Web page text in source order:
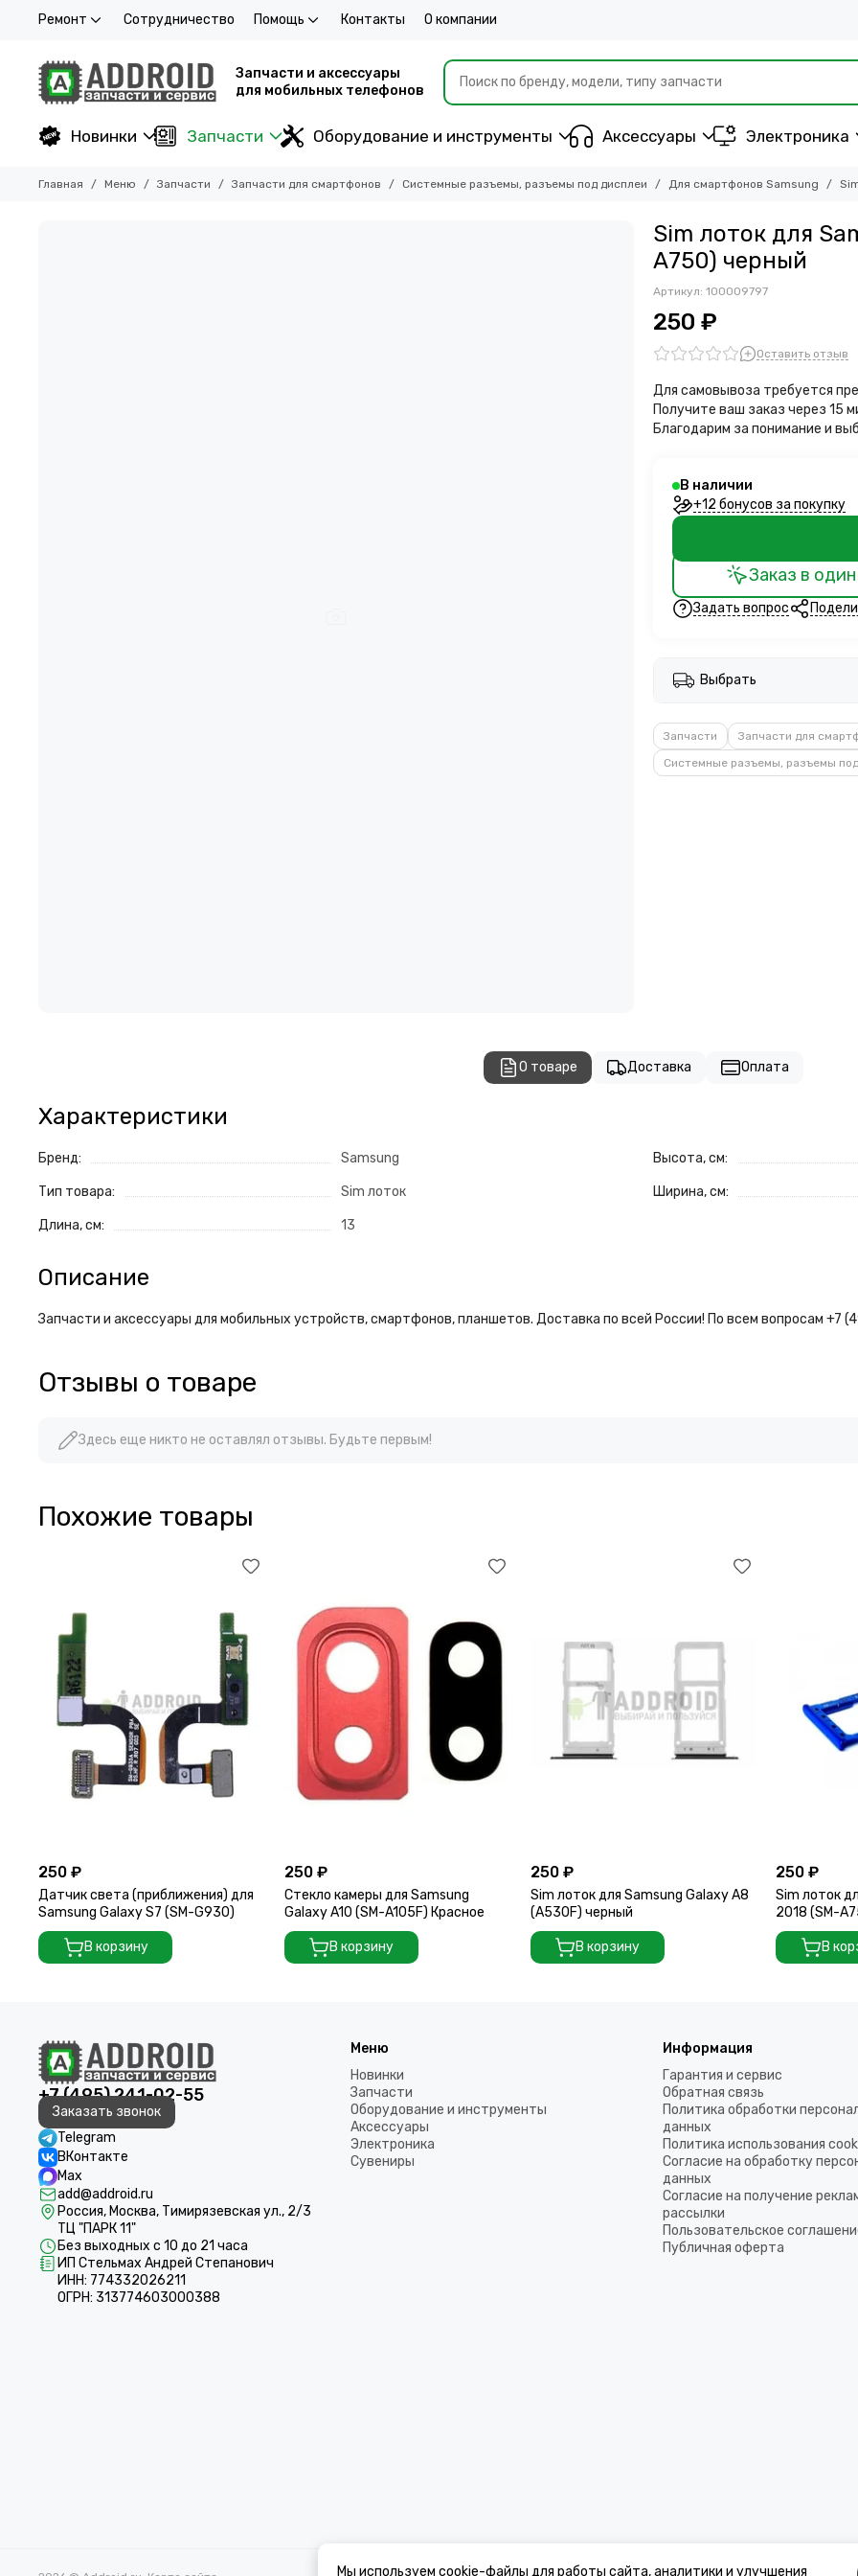
Ремонт Сотрудничество Помощь Контакты О компании
Запчасти и аксессуары
для мобильных телефонов
Новинки Запчасти Оборудование и инструменты Аксессуары Электроника
Главная Меню Запчасти Запчасти для смартфонов Системные разъемы, разъемы под дисплеи Для смартфонов Samsung
Sim лоток для
A750) черный
Артикул: 100009797
250 ₽
Оставить отзыв
Для самовывоза требуется
Получите ваш заказ через 15
Благодарим за понимание и
В наличии
+12 бонусов за покупку
Заказ в
Задать вопрос
Выбрать
Запчасти
Запчасти для
Системные разъемы, разъемы
О товаре Доставка Оплата
Характеристики
Бренд: Samsung
Тип товара: Sim лоток
Длина, см: 13
Высота, см:
Ширина, см:
Описание
Запчасти и аксессуары для мобильных устройств, смартфонов, планшетов. Доставка по всей России! По всем вопросам +7
Отзывы о товаре
Здесь еще никто не оставлял отзывы. Будьте первым!
Похожие товары
250 ₽
Датчик света (приближения) для
Samsung Galaxy S7 (SM-G930)
В корзину
250 ₽
Стекло камеры для Samsung
Galaxy A10 (SM-A105F) Красное
В корзину
250 ₽
Sim лоток для Samsung Galaxy A8
(A530F) черный
В корзину
250 ₽
Sim лоток
2018 (SM-
В
+7 (495) 241-02-55
Заказать звонок
Telegram
ВКонтакте
Max
add@addroid.ru
Россия, Москва, Тимирязевская ул., 2/3
ТЦ "ПАРК 11"
Без выходных с 10 до 21 часа
ИП Стельмах Андрей Степанович
ИНН: 774332026211
ОГРН: 313774603000388
Меню
Новинки
Запчасти
Оборудование и инструменты
Аксессуары
Электроника
Сувениры
Информация
Гарантия и сервис
Обратная связь
Политика обработки
данных
Политика использования
Согласие на обработку
данных
Согласие на получение
рассылки
Пользовательское
Публичная оферта
Мы используем cookie-файлы для работы сайта, аналитики и улучшения